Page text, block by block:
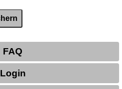
FAQ
Login